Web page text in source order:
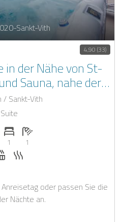
Sankt-Vith
4,90 (33)
in der Nähe von St-
Sauna, nahe der
Grenze
/ Sankt-Vith
Suite
Anzahl der Personen: 2
Anzahl der Schlafzimmer: 1
1
Anzahl der Badezimmer: 1
1
Whirlpool
oder passen Sie die
Nächte an.